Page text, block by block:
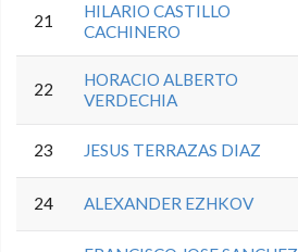
21
HILARIO CASTILLO
CACHINERO
22
HORACIO ALBERTO
VERDECHIA
23 JESUS TERRAZAS DIAZ
24 ALEXANDER EZHKOV